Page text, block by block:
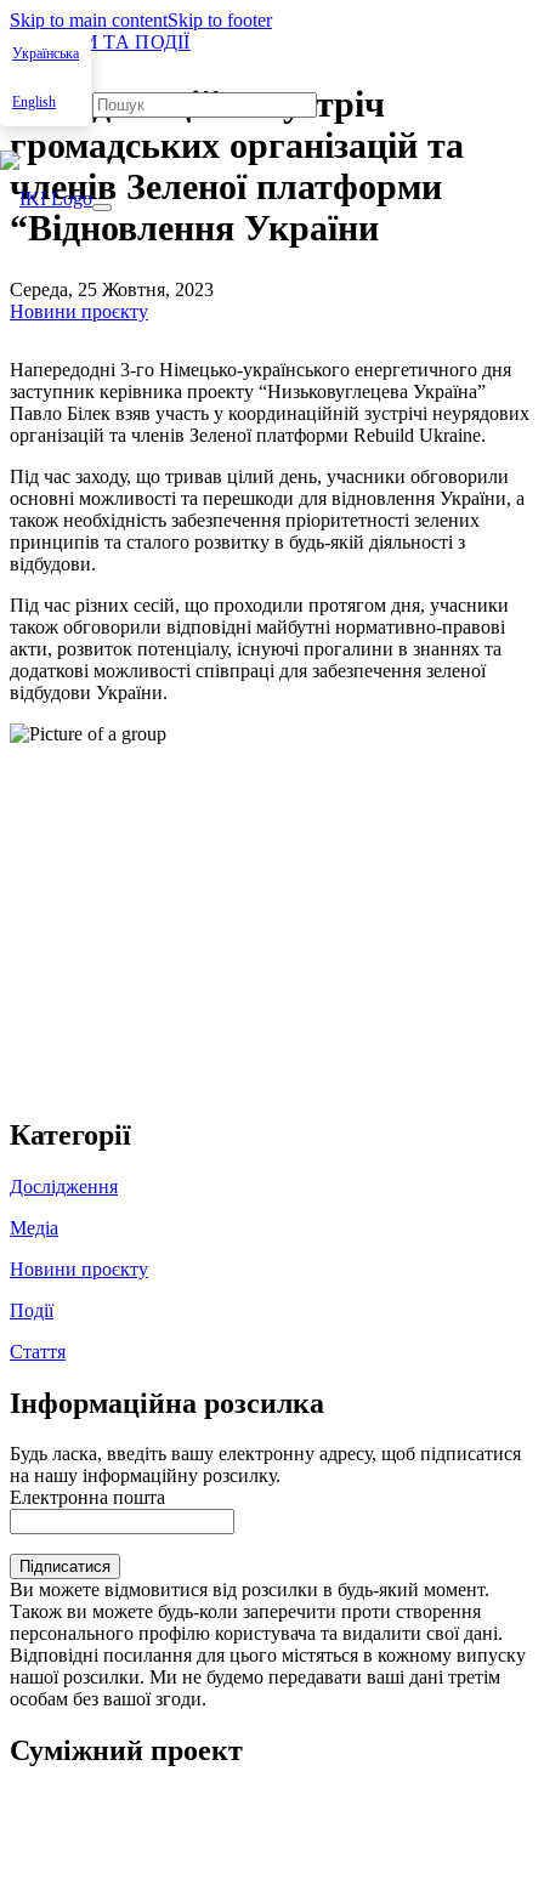
Skip to main contentSkip to footer
Українська
English
НОВИНИ ТА ПОДІЇ
Координаційна зустріч
громадських організацій та
членів Зеленої платформи
“Відновлення України
Середа, 25 Жовтня, 2023
Новини проєкту
Напередодні 3‑го Німецько-українського енергетичного дня
заступник керівника проекту “Низьковуглецева Україна”
Павло Білек взяв участь у координаційній зустрічі неурядових
організацій та членів Зеленої платформи Rebuild Ukraine.
Під час заходу, що тривав цілий день, учасники обговорили
основні можливості та перешкоди для відновлення України, а
також необхідність забезпечення пріоритетності зелених
принципів та сталого розвитку в будь-якій діяльності з
відбудови.
Під час різних сесій, що проходили протягом дня, учасники
також обговорили відповідні майбутні нормативно-правові
акти, розвиток потенціалу, існуючі прогалини в знаннях та
додаткові можливості співпраці для забезпечення зеленої
відбудови України.
Категорії
Дослідження
Медіа
Новини проєкту
Події
Стаття
Інформаційна розсилка
Будь ласка, введіть вашу електронну адресу, щоб підписатися
на нашу інформаційну розсилку.
Електронна пошта
Підписатися
Ви можете відмовитися від розсилки в будь-який момент.
Також ви можете будь-коли заперечити проти створення
персонального профілю користувача та видалити свої дані.
Відповідні посилання для цього містяться в кожному випуску
нашої розсилки. Ми не будемо передавати ваші дані третім
особам без вашої згоди.
Суміжний проект